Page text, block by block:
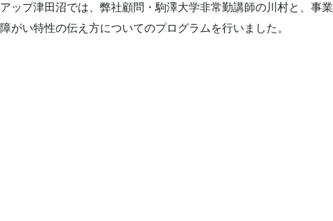
ップ津田沼では、弊社顧問・駒澤大学非常勤講師の川村と、事業
がい特性の伝え方についてのプログラムを行いました。